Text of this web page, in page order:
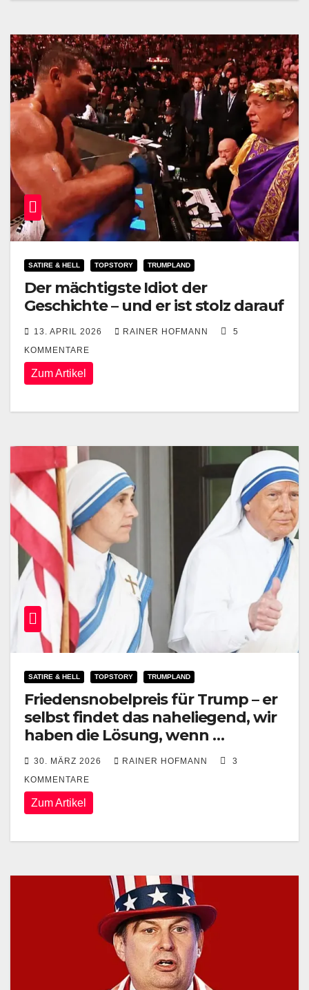
SATIRE & HELL TOPSTORY TRUMPLAND
Der mächtigste Idiot der
Geschichte – und er ist stolz darauf
13. APRIL 2026 RAINER HOFMANN
5
KOMMENTARE
Zum Artikel
SATIRE & HELL TOPSTORY TRUMPLAND
Friedensnobelpreis für Trump – er
selbst findet das naheliegend, wir
haben die Lösung, wenn …
30. MÄRZ 2026 RAINER HOFMANN
3
KOMMENTARE
Zum Artikel